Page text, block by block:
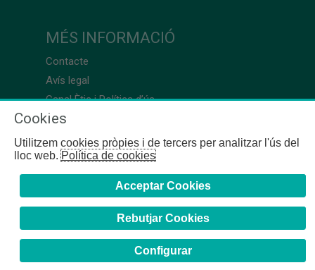
MÉS INFORMACIÓ
Contacte
Avís legal
Canal Ètic i Política d’ús
Cookies
Utilitzem cookies pròpies i de tercers per analitzar l'ús del
lloc web.Política de cookies
Acceptar Cookies
Rebutjar Cookies
Configurar